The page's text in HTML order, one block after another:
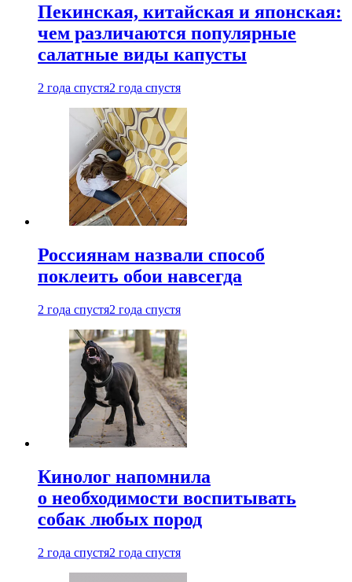
Пекинская, китайская и японская:
чем различаются популярные
салатные виды капусты
2 года спустя2 года спустя
Россиянам назвали способ
поклеить обои навсегда
2 года спустя2 года спустя
Кинолог напомнила
о необходимости воспитывать
собак любых пород
2 года спустя2 года спустя